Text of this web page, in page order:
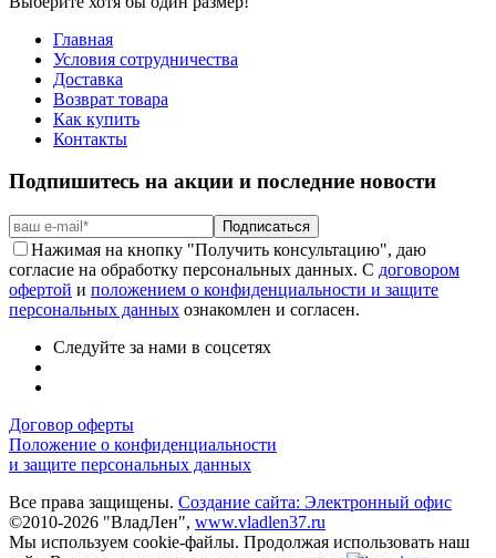
Главная
Условия сотрудничества
Доставка
Возврат товара
Как купить
Контакты
Подпишитесь на акции и последние новости
Подписаться
Нажимая на кнопку "Получить консультацию", даю
согласие на обработку персональных данных. С договором
офертой и положением о конфиденциальности и защите
персональных данных ознакомлен и согласен.
Следуйте за нами в соцсетях
Договор оферты
Положение о конфиденциальности
и защите персональных данных
Все права защищены. Создание сайта: Электронный офис
©2010-2026 "ВладЛен", www.vladlen37.ru
Мы используем cookie-файлы. Продолжая использовать наш